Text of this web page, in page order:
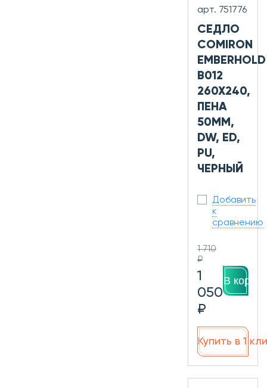
арт. 751776
СЕДЛО
COMIRON
EMBERHOLD
B012
260X240,
ПЕНА
50ММ,
DW, ED,
PU,
ЧЕРНЫЙ
Добавить
к
сравнению
1 710
₽
1
050
₽
В
Купить в 1